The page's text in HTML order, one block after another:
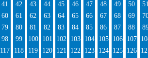
41 42 43 44 45 46 47 48 49 50
60 61 62 63 64 65 66 67 68 69
79 80 81 82 83 84 85 86 87 88
98 99 100 101 102 103 104 105 106 107
117 118 119 120 121 122 123 124 125 126